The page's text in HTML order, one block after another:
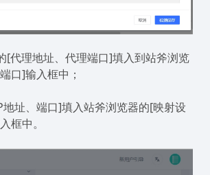
[代理地址、代理端口]填入到站斧浏览
口]输入框中；
地址、端口]填入站斧浏览器的[映射设
框中。